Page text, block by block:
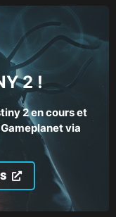
2 !
2 en cours et
via